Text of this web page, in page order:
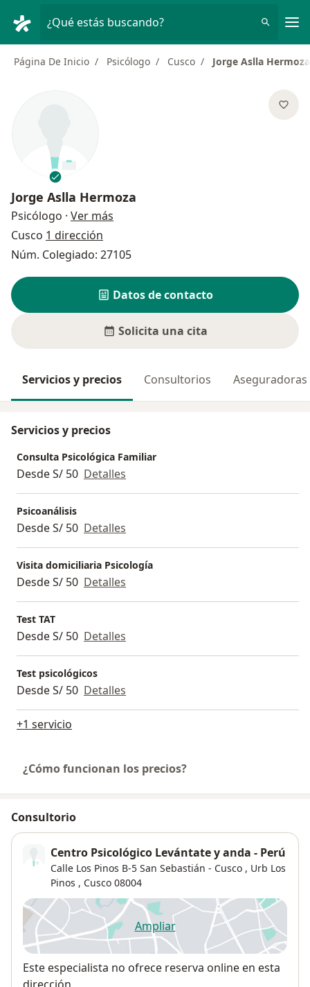
¿Qué estás buscando?
Página De Inicio Psicólogo Cusco Jorge Aslla Hermoza
Jorge Aslla Hermoza
Psicólogo · Ver más
Cusco 1 dirección
Núm. Colegiado: 27105
Datos de contacto
Solicita una cita
Servicios y precios Consultorios Aseguradoras
Servicios y precios
Consulta Psicológica Familiar
Desde S/ 50 Detalles
Psicoanálisis
Desde S/ 50 Detalles
Visita domiciliaria Psicología
Desde S/ 50 Detalles
Test TAT
Desde S/ 50 Detalles
Test psicológicos
Desde S/ 50 Detalles
+1 servicio
¿Cómo funcionan los precios?
Consultorio
Centro Psicológico Levántate y anda - Perú
Calle Los Pinos B-5 San Sebastián - Cusco , Urb Los
Pinos , Cusco 08004
Ampliarse abre en una nueva
Disponibilidad
Este especialista no ofrece reserva online en esta